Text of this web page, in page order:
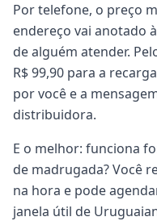
Por telefone, o preço
endereço vai anotado
de alguém atender.
R$ 99,90 para a
por você e a
distribuidora.
E o melhor: funciona
de madrugada? Você
na hora e pode
janela útil de